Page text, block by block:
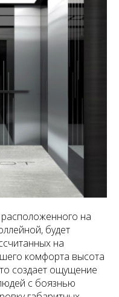
на
будет
на
комфорта высота
создает ощущение
с боязнью